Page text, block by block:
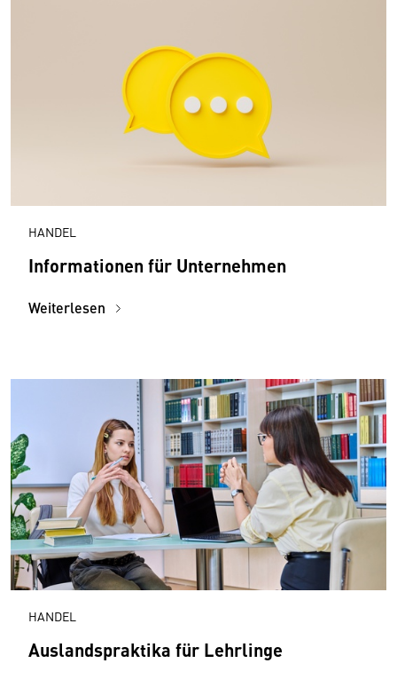
HANDEL
Informationen für Unternehmen
Weiterlesen
HANDEL
Auslandspraktika für Lehrlinge